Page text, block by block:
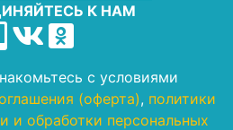
К НАМ
с условиями
(оферта), политики
и обработки персональных